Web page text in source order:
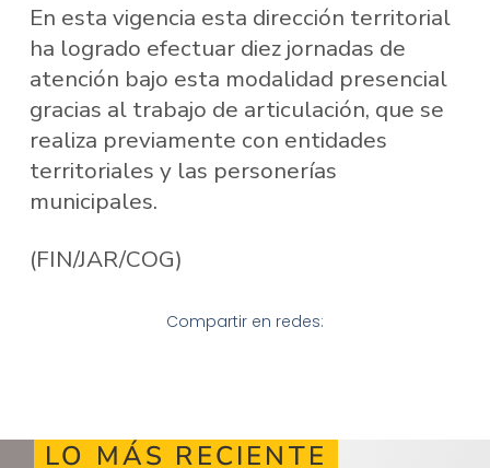
En esta vigencia esta dirección territorial
ha logrado efectuar diez jornadas de
atención bajo esta modalidad presencial
gracias al trabajo de articulación, que se
realiza previamente con entidades
territoriales y las personerías
municipales.
(FIN/JAR/COG)
Compartir en redes:
LO MÁS RECIENTE